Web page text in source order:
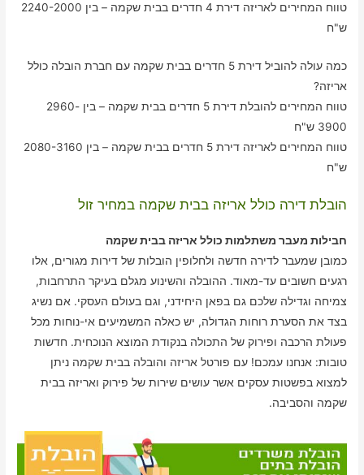
טווח המחירים לאריזה דירת 4 חדרים בבית שקמה – בין 2240-2000
ש"ח
כמה עולה להוביל דירת 5 חדרים בבית שקמה עם חברת הובלה כולל
אריזה?
טווח המחירים להובלת דירת 5 חדרים בבית שקמה – בין 2960-
3900 ש"ח
טווח המחירים לאריזה דירת 5 חדרים בבית שקמה – בין 2080-3160
ש"ח
הובלת דירה כולל אריזה בבית שקמה במחיר זול
חבילות מעבר משתלמות כולל אריזה בבית שקמה
כמובן שמעבר לדירה חדשה ולחלופין הובלות של דירות מגורים, אלו
רגעים חשובים עד-מאוד. ההובלה והשינוע מגלם בעיקר התרחבות,
צמיחה וגדילה שלכם גם בפאן היחידני, וגם בעולם העסקי. אם נשיג
בצד את הסערת רוחות הגדולה, יש כאלה המשמיעים אי-נוחות מכל
פעולת הרכבה ופירוק של התכולה בנקודת המוצא הנוכחית. חדשות
טובות: אנחנו עמכם! עם פורטל אריזה והובלה בבית שקמה ניתן
למצוא בפשטות עסקים אשר עושים שירות של פירוק ואריזה בבית
שקמה והסביבה.